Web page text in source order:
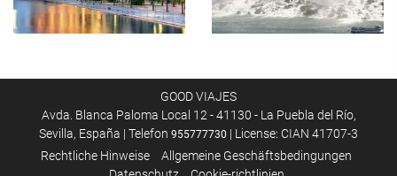
GOOD VIAJES
Avda. Blanca Paloma Local 12 - 41130 - La Puebla del Río,
Sevilla, España | Telefon 955777730 | License: CIAN 41707-3
Rechtliche Hinweise
Allgemeine Geschäftsbedingungen